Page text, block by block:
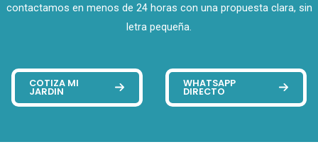
contactamos en menos de 24 horas con una propuesta clara, sin
letra pequeña.
COTIZA MI
JARDIN
WHATSAPP
DIRECTO